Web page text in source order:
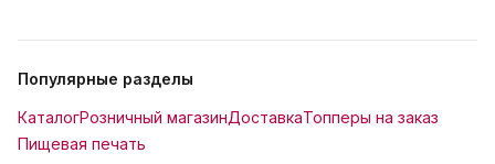
Популярные разделы
КаталогРозничный магазинДоставкаТопперы на заказ
Пищевая печать